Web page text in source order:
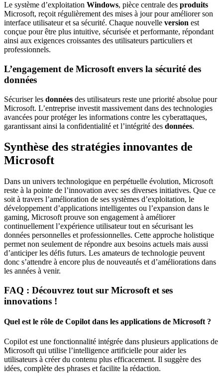
Le système d’exploitation Windows, pièce centrale des produits
Microsoft, reçoit régulièrement des mises à jour pour améliorer son
interface utilisateur et sa sécurité. Chaque nouvelle version est
conçue pour être plus intuitive, sécurisée et performante, répondant
ainsi aux exigences croissantes des utilisateurs particuliers et
professionnels.
L’engagement de Microsoft envers la sécurité des
données
Sécuriser les données des utilisateurs reste une priorité absolue pour
Microsoft. L’entreprise investit massivement dans des technologies
avancées pour protéger les informations contre les cyberattaques,
garantissant ainsi la confidentialité et l’intégrité des données.
Synthèse des stratégies innovantes de
Microsoft
Dans un univers technologique en perpétuelle évolution, Microsoft
reste à la pointe de l’innovation avec ses diverses initiatives. Que ce
soit à travers l’amélioration de ses systèmes d’exploitation, le
développement d’applications intelligentes ou l’expansion dans le
gaming, Microsoft prouve son engagement à améliorer
continuellement l’expérience utilisateur tout en sécurisant les
données personnelles et professionnelles. Cette approche holistique
permet non seulement de répondre aux besoins actuels mais aussi
d’anticiper les défis futurs. Les amateurs de technologie peuvent
donc s’attendre à encore plus de nouveautés et d’améliorations dans
les années à venir.
FAQ : Découvrez tout sur Microsoft et ses
innovations !
Quel est le rôle de Copilot dans les applications de Microsoft ?
Copilot est une fonctionnalité intégrée dans plusieurs applications de
Microsoft qui utilise l’intelligence artificielle pour aider les
utilisateurs à créer du contenu plus efficacement. Il suggère des
idées, complète des phrases et facilite la rédaction.